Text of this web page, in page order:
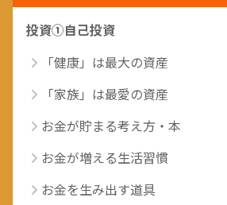
投資①自己投資
「健康」は最大の資産
「家族」は最愛の資産
お金が貯まる考え方・本
お金が増える生活習慣
お金を生み出す道具